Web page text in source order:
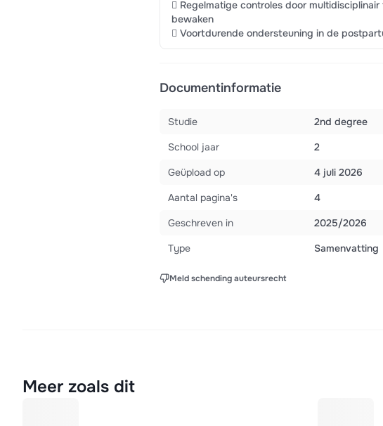
 Regelmatige controles door
bewaken
 Voortdurende ondersteuning in de
Documentinformatie
Studie
2nd degree
School jaar
2
Geüpload op
4 juli 2026
Aantal pagina's
4
Geschreven in
2025/2026
Type
Samenvatting
Meld schending auteursrecht
Meer zoals dit